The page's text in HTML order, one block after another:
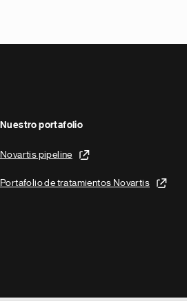
Nuestro portafolio
Novartis pipeline
Portafolio de tratamientos Novartis